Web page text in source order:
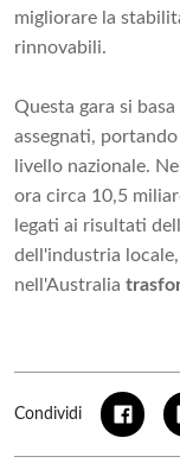
migliorare la
rinnovabili.
Questa gara si
assegnati,
livello nazionale.
ora circa 10,5
legati ai risultati
dell'industria
nell'Australia
Condividi